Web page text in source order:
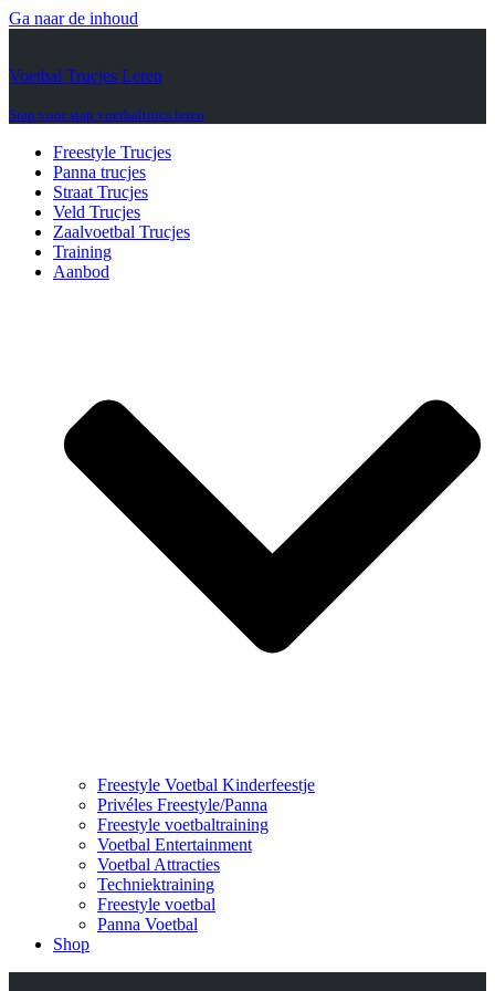
Ga naar de inhoud
Voetbal Trucjes Leren
Stap voor stap voetbaltrucs leren
Freestyle Trucjes
Panna trucjes
Straat Trucjes
Veld Trucjes
Zaalvoetbal Trucjes
Training
Aanbod
Freestyle Voetbal Kinderfeestje
Privéles Freestyle/Panna
Freestyle voetbaltraining
Voetbal Entertainment
Voetbal Attracties
Techniektraining
Freestyle voetbal
Panna Voetbal
Shop